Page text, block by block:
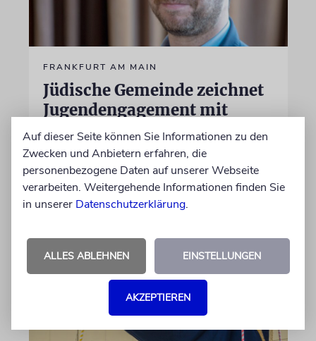
FRANKFURT AM MAIN
Jüdische Gemeinde zeichnet
Jugendengagement mit
Beni-Bloch-Preis aus
»Wir ehren unser langjähriges
Vorstandsmitglied Benjamin Bloch sel.A. und
erinnern damit an seinen Einsatz für die
jüdische Gemeinschaft«, sagt der
Graumann
01.06.2026
Auf dieser Seite können Sie Informationen zu den
Zwecken und Anbietern erfahren, die
personenbezogene Daten auf unserer Webseite
verarbeiten. Weitergehende Informationen finden Sie
in unserer Datenschutzerklärung.
ALLES ABLEHNEN EINSTELLUNGEN
AKZEPTIEREN